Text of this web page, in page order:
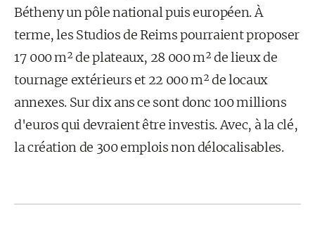
Bétheny un pôle national puis européen. À
terme, les Studios de Reims pourraient proposer
17 000 m² de plateaux, 28 000 m² de lieux de
tournage extérieurs et 22 000 m² de locaux
annexes. Sur dix ans ce sont donc 100 millions
d'euros qui devraient être investis. Avec, à la clé,
la création de 300 emplois non délocalisables.